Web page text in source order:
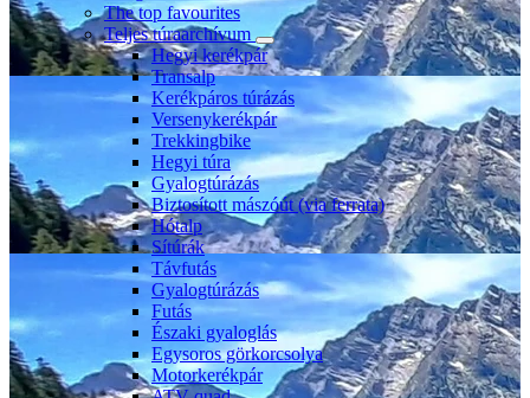
The top favourites
Teljes túraarchívum
Hegyi kerékpár
Transalp
Kerékpáros túrázás
Versenykerékpár
Trekkingbike
Hegyi túra
Gyalogtúrázás
Biztosított mászóút (via ferrata)
Hótalp
Sítúrák
Távfutás
Gyalogtúrázás
Futás
Északi gyaloglás
Egysoros görkorcsolya
Motorkerékpár